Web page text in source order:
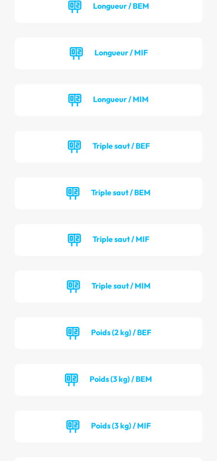
Longueur / BEM
Longueur / MIF
Longueur / MIM
Triple saut / BEF
Triple saut / BEM
Triple saut / MIF
Triple saut / MIM
Poids (2 kg) / BEF
Poids (3 kg) / BEM
Poids (3 kg) / MIF